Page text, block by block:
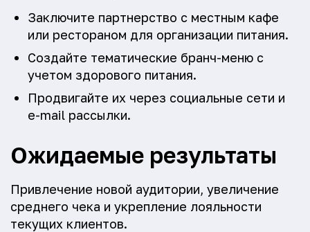
Заключите партнерство с местным кафе
или рестораном для организации питания.
Создайте тематические бранч-меню с
учетом здорового питания.
Продвигайте их через социальные сети и
e-mail рассылки.
Ожидаемые результаты
Привлечение новой аудитории, увеличение
среднего чека и укрепление лояльности
текущих клиентов.